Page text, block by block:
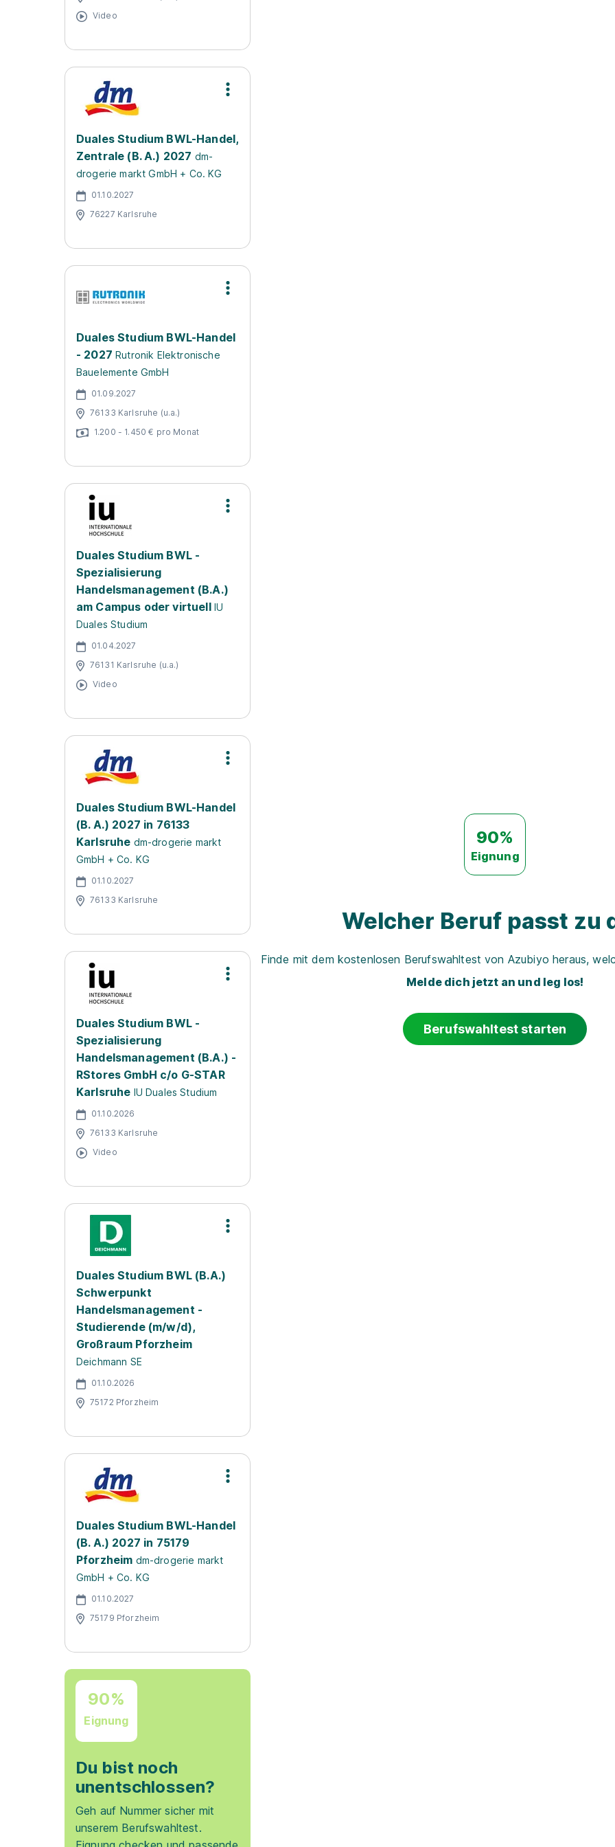
Video
Duales Studium BWL-Handel,
Zentrale (B. A.) 2027 dm-
drogerie markt GmbH + Co. KG
01.10.2027
76227 Karlsruhe
Duales Studium BWL-Handel
- 2027 Rutronik Elektronische
Bauelemente GmbH
01.09.2027
76133 Karlsruhe (u.a.)
1.200 - 1.450 € pro Monat
Duales Studium BWL -
Spezialisierung
Handelsmanagement (B.A.)
am Campus oder virtuell IU
Duales Studium
01.04.2027
76131 Karlsruhe (u.a.)
Video
Duales Studium BWL-Handel
(B. A.) 2027 in 76133
Karlsruhe dm-drogerie markt
GmbH + Co. KG
01.10.2027
76133 Karlsruhe
Duales Studium BWL -
Spezialisierung
Handelsmanagement (B.A.) -
RStores GmbH c/o G-STAR
Karlsruhe IU Duales Studium
01.10.2026
76133 Karlsruhe
Video
Duales Studium BWL (B.A.)
Schwerpunkt
Handelsmanagement -
Studierende (m/w/d),
Großraum Pforzheim
Deichmann SE
01.10.2026
75172 Pforzheim
Duales Studium BWL-Handel
(B. A.) 2027 in 75179
Pforzheim dm-drogerie markt
GmbH + Co. KG
01.10.2027
75179 Pforzheim
90%
Eignung
Du bist noch
unentschlossen?
Geh auf Nummer sicher mit
unserem Berufswahltest.
90%
Eignung
Welcher Beruf passt zu
Finde mit dem kostenlosen Berufswahltest von Azubiyo heraus,
Melde dich jetzt an und leg los!
Berufswahltest starten